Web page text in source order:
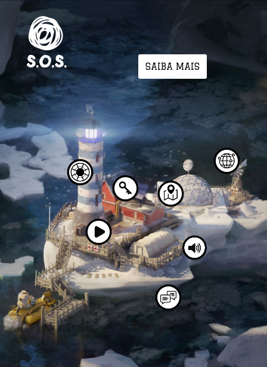
SAIBA MAIS